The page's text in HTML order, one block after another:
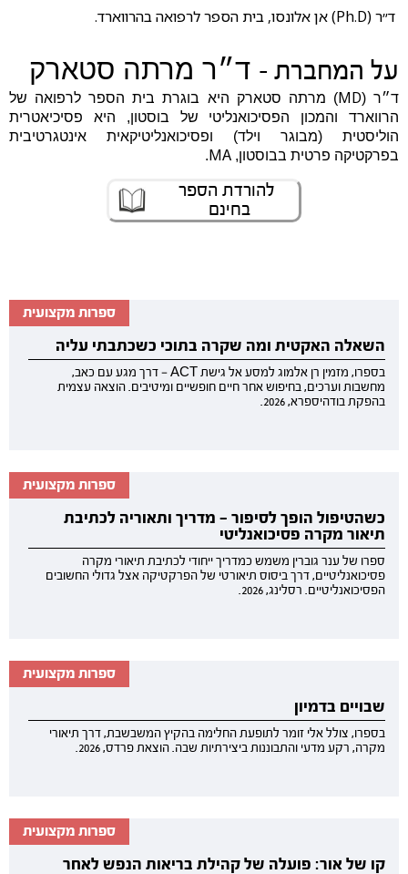
ד״ר (Ph.D) אן אלונסו, בית הספר לרפואה בהרווארד.
על המחברת - ד״ר מרתה סטארק
ד״ר (MD) מרתה סטארק היא בוגרת בית הספר לרפואה של
הרווארד והמכון הפסיכואנליטי של בוסטון, היא פסיכיאטרית
הוליסטית (מבוגר וילד) ופסיכואנליטיקאית אינטגרטיבית
בפרקטיקה פרטית בבוסטון, MA
.
להורדת הספר
בחינם
ספרות מקצועית
השאלה האקטית ומה שקרה בתוכי כשכתבתי עליה
בספרו, מזמין רן אלמוג למסע אל גישת ACT — דרך מגע עם כאב,
מחשבות וערכים, בחיפוש אחר חיים חופשיים ומיטיבים. הוצאה עצמית
בהפקת בודהיספרא, 2026.
ספרות מקצועית
כשהטיפול הופך לסיפור — מדריך ותאוריה לכתיבת
תיאור מקרה פסיכואנליטי
ספרו של ענר גוברין משמש כמדריך ייחודי לכתיבת תיאורי מקרה
פסיכואנליטיים, דרך ביסוס תיאורטי של הפרקטיקה אצל גדולי החשובים
הפסיכואנליטיים. רסלינג, 2026.
ספרות מקצועית
שבויים בדמיון
בספרו, צולל אלי זומר לתופעת החלימה בהקיץ המשבשבת, דרך תיאורי
מקרה, רקע מדעי והתבוננות ביצירתיות שבה. הוצאת פרדס, 2026.
ספרות מקצועית
קו של אור: פועלה של קהילת בריאות הנפש לאחר